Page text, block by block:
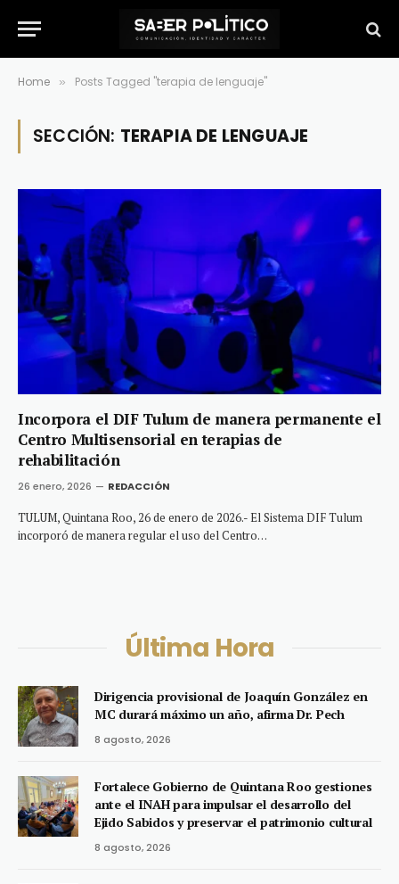
Home » Posts Tagged "terapia de lenguaje"
SECCIÓN: TERAPIA DE LENGUAJE
Incorpora el DIF Tulum de manera permanente el
Centro Multisensorial en terapias de
rehabilitación
26 enero, 2026 REDACCIÓN
TULUM, Quintana Roo, 26 de enero de 2026.- El Sistema DIF Tulum
incorporó de manera regular el uso del Centro…
Última Hora
Dirigencia provisional de Joaquín González en
MC durará máximo un año, afirma Dr. Pech
8 agosto, 2026
Fortalece Gobierno de Quintana Roo gestiones
ante el INAH para impulsar el desarrollo del
Ejido Sabidos y preservar el patrimonio cultural
8 agosto, 2026